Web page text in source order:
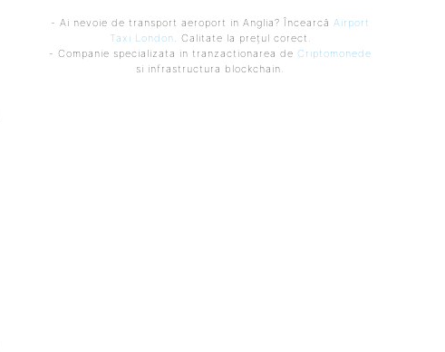
- Ai nevoie de transport aeroport in Anglia? ÎncearcăAirport
Taxi London. Calitate la prețul corect.
- Companie specializata in tranzactionarea deCriptomonede
si infrastructura blockchain.